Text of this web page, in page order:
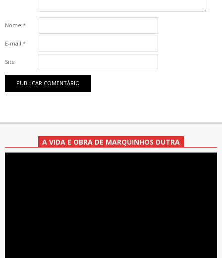
Nome *
E-mail *
Site
A VIDA E OBRA DE MARQUINHOS DUTRA